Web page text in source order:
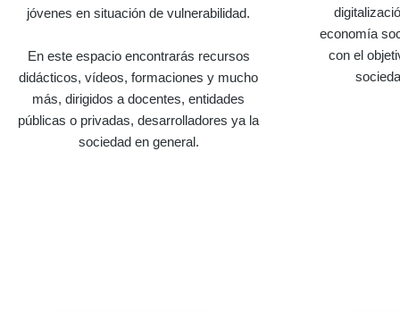
jóvenes en situación de vulnerabilidad.
En este espacio encontrarás recursos
didácticos, vídeos, formaciones y mucho
más, dirigidos a docentes, entidades
públicas o privadas, desarrolladores ya la
sociedad en general.
economía
con el